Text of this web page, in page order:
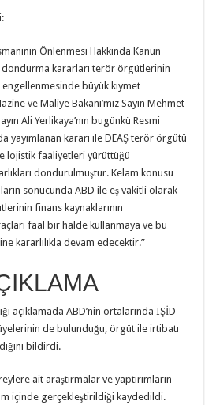
Önlenmesi Hakkında Kanun
dondurma kararları terör örgütlerinin
büyük kıymet
ve Maliye Bakanı’mız Sayın Mehmet
Ali Yerlikaya’nın bugünkü Resmi
yayımlanan kararı ile DEAŞ terör örgütü
lojistik faaliyetleri yürüttüğü
dondurulmuştur. Kelam konusu
sonucunda ABD ile eş vakitli olarak
finans kaynaklarının
faal bir halde kullanmaya ve bu
kararlılıkla devam edecektir.”
açıklamada ABD’nin ortalarında IŞİD
üyelerinin de bulunduğu, örgüt ile irtibatı
bildirdi.
ait araştırmalar ve yaptırımların
içinde gerçekleştirildiği kaydedildi.